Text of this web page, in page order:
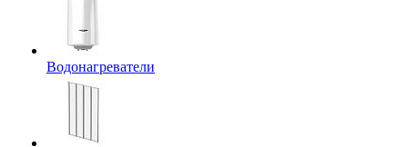
Водонагреватели